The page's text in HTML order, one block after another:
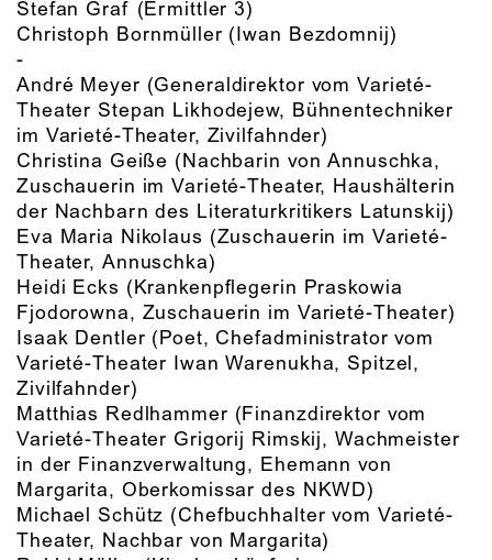
Stefan Graf (Ermittler 3)
Christoph Bornmüller (Iwan Bezdomnij)
-
André Meyer (Generaldirektor vom Varieté-
Theater Stepan Likhodejew, Bühnentechniker
im Varieté-Theater, Zivilfahnder)
Christina Geiße (Nachbarin von Annuschka,
Zuschauerin im Varieté-Theater, Haushälterin
der Nachbarn des Literaturkritikers Latunskij)
Eva Maria Nikolaus (Zuschauerin im Varieté-
Theater, Annuschka)
Heidi Ecks (Krankenpflegerin Praskowia
Fjodorowna, Zuschauerin im Varieté-Theater)
Isaak Dentler (Poet, Chefadministrator vom
Varieté-Theater Iwan Warenukha, Spitzel,
Zivilfahnder)
Matthias Redlhammer (Finanzdirektor vom
Varieté-Theater Grigorij Rimskij, Wachmeister
in der Finanzverwaltung, Ehemann von
Margarita, Oberkomissar des NKWD)
Michael Schütz (Chefbuchhalter vom Varieté-
Theater, Nachbar von Margarita)